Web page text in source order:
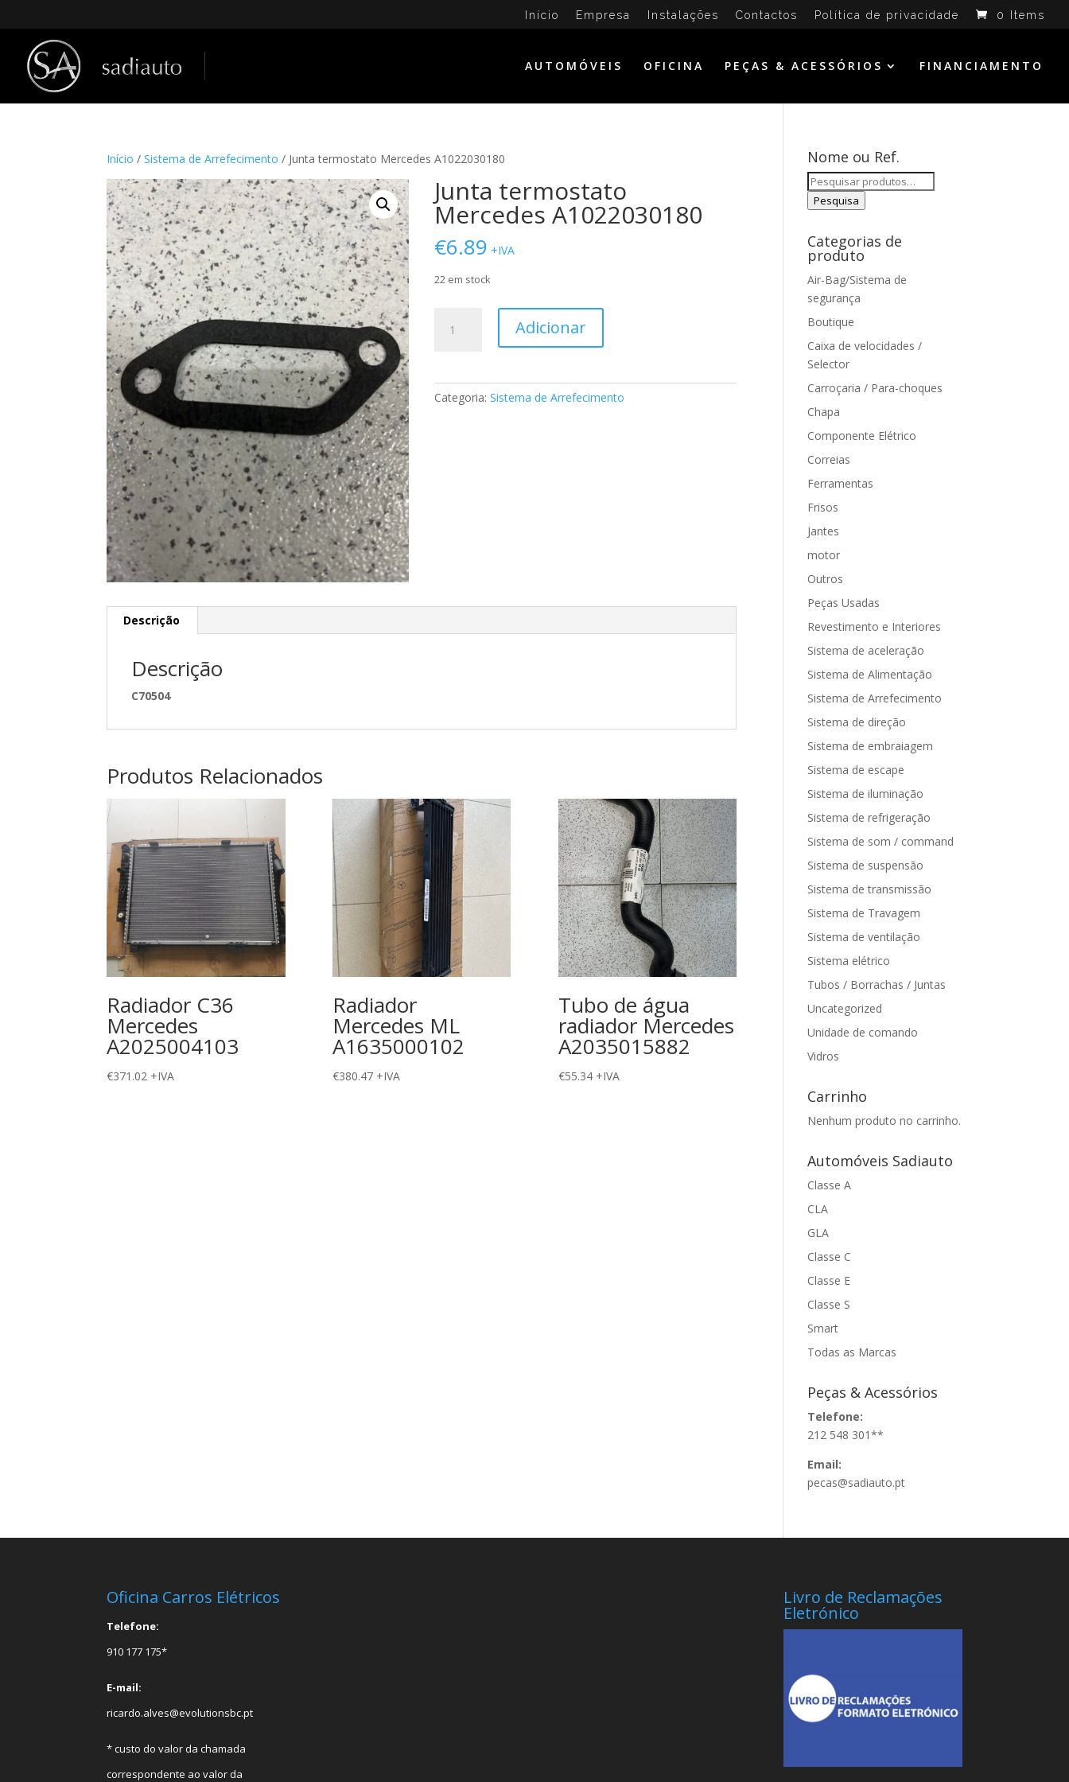
Início Empresa Instalações Contactos Política de privacidade 0 Items
AUTOMÓVEIS OFICINA PEÇAS & ACESSÓRIOS FINANCIAMENTO
Início /Sistema de Arrefecimento / Junta termostato Mercedes A1022030180
Junta termostato
Mercedes A1022030180
€6.89 +IVA
22 em stock
A1022030180
Adicionar
Categoria:Sistema de Arrefecimento
Descrição
Descrição
C70504
Produtos Relacionados
Radiador C36
Mercedes
A2025004103
€371.02 +IVA
Radiador
Mercedes ML
A1635000102
€380.47 +IVA
Tubo de água
radiador Mercedes
A2035015882
€55.34 +IVA
Nome ou Ref.
Pesquisar
por:
Pesquisa
Categorias de
produto
Air-Bag/Sistema de
segurança
Boutique
Caixa de velocidades /
Selector
Carroçaria / Para-choques
Chapa
Componente Elétrico
Correias
Ferramentas
Frisos
Jantes
motor
Outros
Peças Usadas
Revestimento e Interiores
Sistema de aceleração
Sistema de Alimentação
Sistema de Arrefecimento
Sistema de direção
Sistema de embraiagem
Sistema de escape
Sistema de iluminação
Sistema de refrigeração
Sistema de som / command
Sistema de suspensão
Sistema de transmissão
Sistema de Travagem
Sistema de ventilação
Sistema elétrico
Tubos / Borrachas / Juntas
Uncategorized
Unidade de comando
Vidros
Carrinho
Nenhum produto no carrinho.
Automóveis Sadiauto
Classe A
CLA
GLA
Classe C
Classe E
Classe S
Smart
Todas as Marcas
Peças & Acessórios
Telefone:
212 548 301**
Email:
pecas@sadiauto.pt
Oficina Carros Elétricos
Telefone:
910 177 175*
E-mail:
ricardo.alves@evolutionsbc.pt
* custo do valor da chamada
correspondente ao valor da
Livro de Reclamações
Eletrónico